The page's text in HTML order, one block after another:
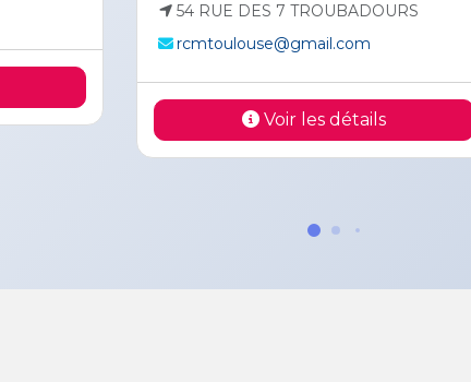
54 RUE DES 7 TROUBADOURS
rcmtoulouse@gmail.com
Voir les détails